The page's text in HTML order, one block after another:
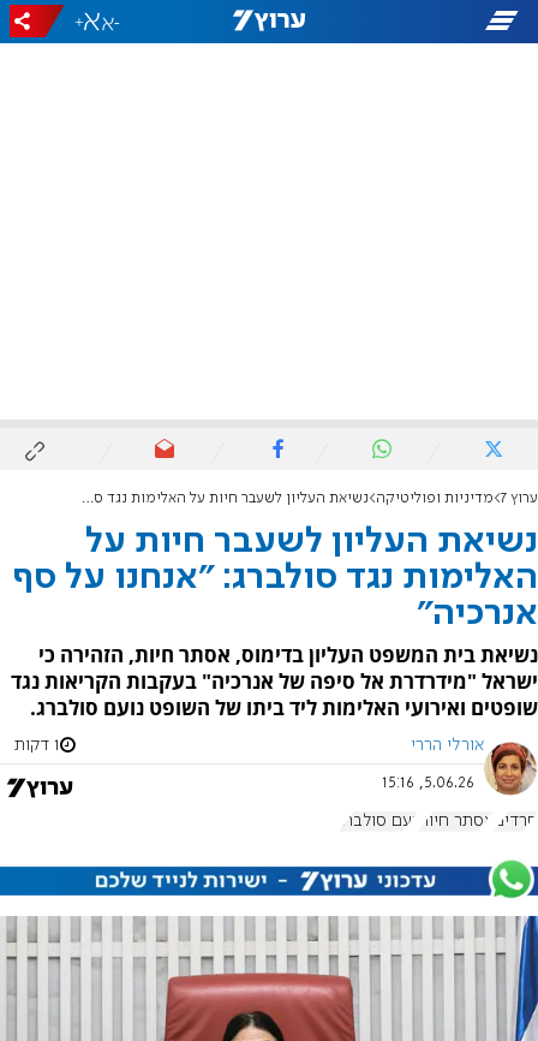
-
+
ערוץ 7 מדיניות ופוליטיקה נשיאת העליון לשעבר חיות על האלימות נגד סולברג: "אנחנו על סף אנרכיה"
נשיאת העליון לשעבר חיות על
האלימות נגד סולברג: "אנחנו על סף
אנרכיה"
נשיאת בית המשפט העליון בדימוס, אסתר חיות, הזהירה כי
ישראל "מידרדרת אל סיפה של אנרכיה" בעקבות הקריאות נגד
שופטים ואירועי האלימות ליד ביתו של השופט נועם סולברג.
אורלי הררי 1 דקות
5.06.26, 15:16
חרדים אסתר חיות נעם סולברג